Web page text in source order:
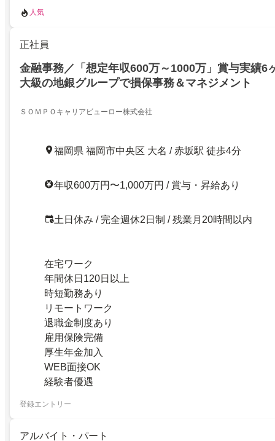
人気
正社員
金融事務／「想定年収600万～1000万」賞与実績6
大級の地銀グループで損保事務＆マネジメント
ＳＯＭＰＯキャリアビューロー株式会社
福岡県 福岡市中央区 大名 / 赤坂駅 徒歩4分
年収600万円〜1,000万円 / 賞与・昇給あり
土日休み / 完全週休2日制 / 残業月20時間以内
在宅ワーク
年間休日120日以上
時短勤務あり
リモートワーク
退職金制度あり
雇用保険完備
厚生年金加入
WEB面接OK
経験者優遇
登録エントリー
アルバイト・パート